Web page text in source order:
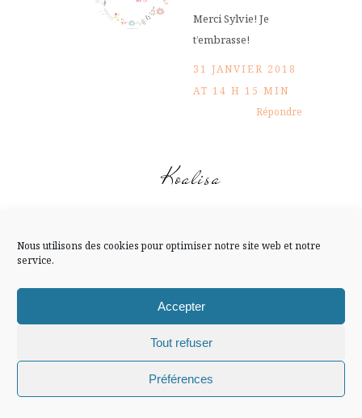
Nous utilisons des cookies pour optimiser notre site web et notre
service.
Accepter
Tout refuser
Préférences
Merci Sylvie! Je
t’embrasse!
31 JANVIER 2018
AT 14 H 15 MIN
Répondre
Koalisa
faire des choses que je n’ai
3 FÉVRIER 2018 AT 18